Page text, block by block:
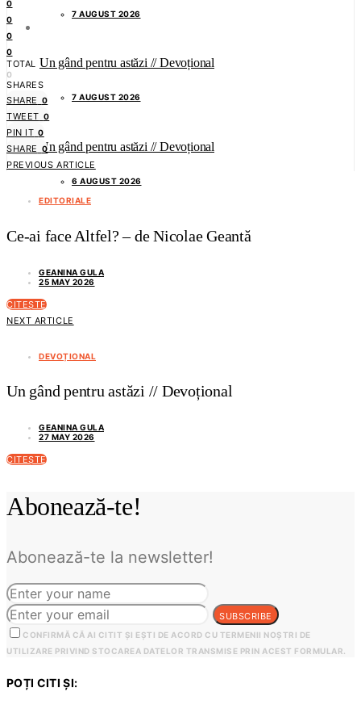
7 AUGUST 2026
Un gând pentru astăzi // Devoțional
7 AUGUST 2026
Un gând pentru astăzi // Devoțional
6 AUGUST 2026
0
0
0
0
TOTAL
0
SHARES
SHARE 0
TWEET 0
PIN IT 0
SHARE 0
PREVIOUS ARTICLE
EDITORIALE
Ce-ai face Altfel? – de Nicolae Geantă
GEANINA GULA
25 MAY 2026
CITEȘTE
NEXT ARTICLE
DEVOȚIONAL
Un gând pentru astăzi // Devoțional
GEANINA GULA
27 MAY 2026
CITEȘTE
Abonează-te!
Abonează-te la newsletter!
SUBSCRIBE
CONFIRMĂ CĂ AI CITIT ȘI EȘTI DE ACORD CU TERMENII NOȘTRI DE
UTILIZARE PRIVIND STOCAREA DATELOR TRANSMISE PRIN ACEST FORMULAR.
POȚI CITI ȘI: